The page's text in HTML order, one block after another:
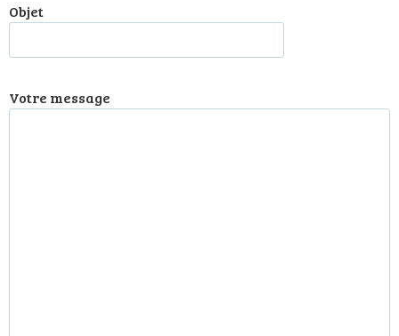
Objet
Votre message